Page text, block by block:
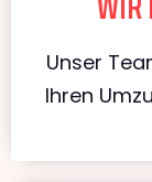
Unser
Ihren